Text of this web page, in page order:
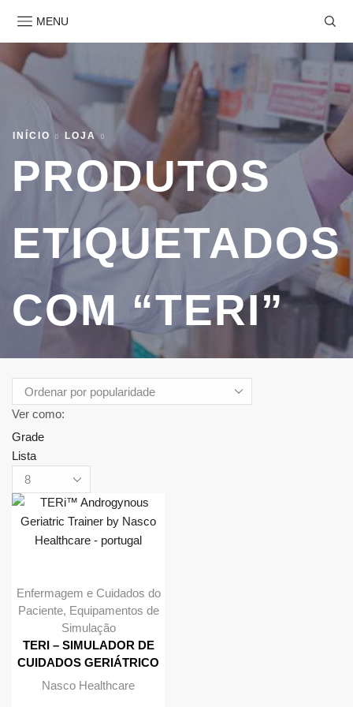
MENU
INÍCIO LOJA
PRODUTOS
ETIQUETADOS
COM “TERI”
Ver como:
Grade
Lista
Produtos
por
Enfermagem e Cuidados do
Paciente, Equipamentos de
Simulação
TERI – SIMULADOR DE
CUIDADOS GERIÁTRICO
Nasco Healthcare